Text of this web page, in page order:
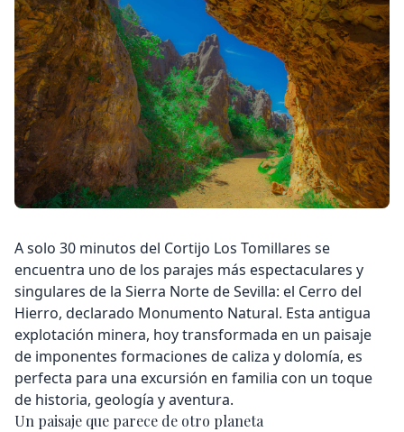
A solo 30 minutos del Cortijo Los Tomillares se
encuentra uno de los parajes más espectaculares y
singulares de la Sierra Norte de Sevilla: el Cerro del
Hierro, declarado Monumento Natural. Esta antigua
explotación minera, hoy transformada en un paisaje
de imponentes formaciones de caliza y dolomía, es
perfecta para una excursión en familia con un toque
de historia, geología y aventura.
Un paisaje que parece de otro planeta